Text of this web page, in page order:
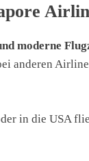
moderne
anderen
in die USA